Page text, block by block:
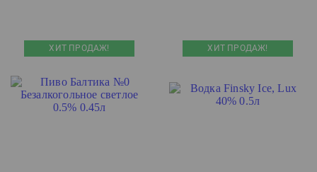
ХИТ ПРОДАЖ! ХИТ ПРОДАЖ!